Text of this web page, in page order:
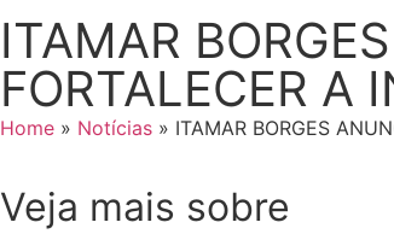
ITAMAR
FORTALECER A
Home » Notícias » ITAMAR BORGES
Veja mais sobre